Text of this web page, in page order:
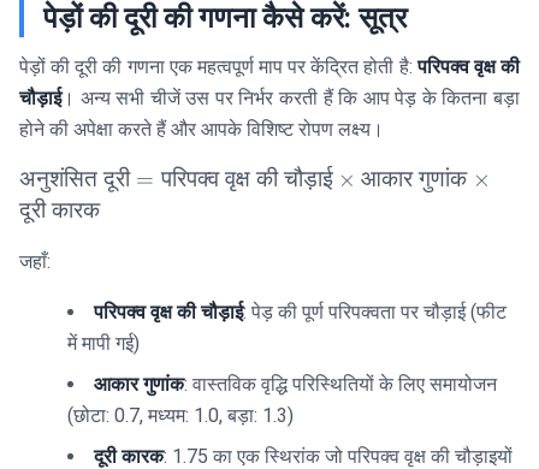
पेड़ों की दूरी की गणना कैसे करें: सूत्र
पेड़ों की दूरी की गणना एक महत्वपूर्ण माप पर केंद्रित होती है:परिपक्व वृक्ष की
चौड़ाई। अन्य सभी चीजें उस पर निर्भर करती हैं कि आप पेड़ के कितना बड़ा
होने की अपेक्षा करते हैं और आपके विशिष्ट रोपण लक्ष्य।
\text{अनुशंसित
दूरी} =
वृक्ष की चौड़ाई}
\text{आकार
गुणांक} \times
\text{दूरी
कारक}
अनुशंसित दूरी = परिपक्व वृक्ष की चौड़ाई × आकार गुणांक ×
दूरी कारक
जहाँ:
परिपक्व वृक्ष की चौड़ाई: पेड़ की पूर्ण परिपक्वता पर चौड़ाई (फीट
में मापी गई)
आकार गुणांक: वास्तविक वृद्धि परिस्थितियों के लिए समायोजन
(छोटा: 0.7, मध्यम: 1.0, बड़ा: 1.3)
दूरी कारक: 1.75 का एक स्थिरांक जो परिपक्व वृक्ष की चौड़ाइयों